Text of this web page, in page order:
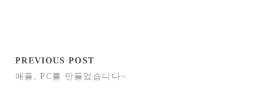
PREVIOUS POST
애플, PC를 만들었습디다~